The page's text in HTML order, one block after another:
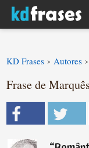
KD Frases › Autores ›
Frase de